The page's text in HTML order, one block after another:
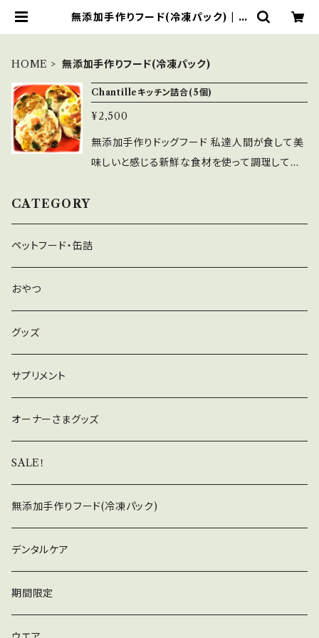
無添加手作りフード(冷凍パック) | C
HOME 無添加手作りフード(冷凍パック)
Chantilleキッチン詰合(5個)
¥2,500
無添加手作りドッグフード 私達人間が食して美
味しいと感じる新鮮な食材を使って調理してい
食育士・栄養管理士と、トリミングのプロが企画
開発した、美味しい手作りフード。 もちろん栄養
CATEGORY
ペットフード・缶詰
おやつ
グッズ
サプリメント
オーナーさまグッズ
SALE！
無添加手作りフード(冷凍パック)
デンタルケア
期間限定